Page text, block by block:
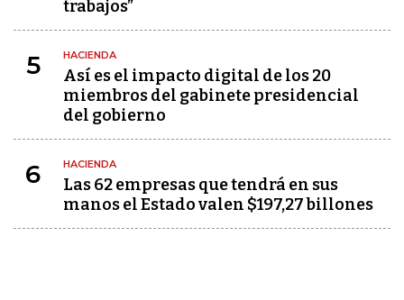
trabajos”
5 HACIENDA
Así es el impacto digital de los 20
miembros del gabinete presidencial
del gobierno
6 HACIENDA
Las 62 empresas que tendrá en sus
manos el Estado valen $197,27 billones